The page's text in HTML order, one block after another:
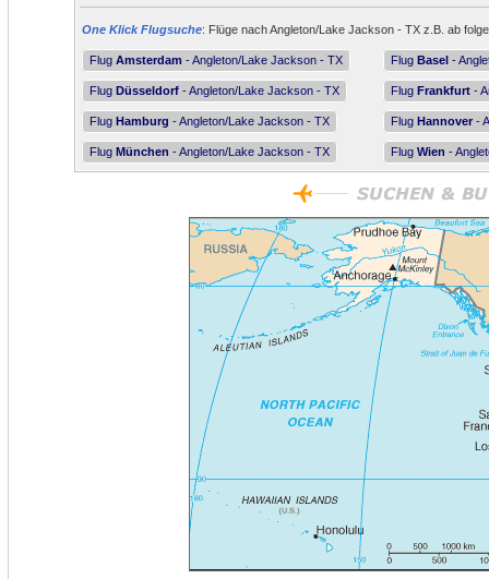
One Klick Flugsuche: Flüge nach Angleton/Lake Jackson - TX z.B. ab
Flug Amsterdam - Angleton/Lake Jackson - TX Flug Basel -
Flug Düsseldorf - Angleton/Lake Jackson - TX Flug Frankfurt -
Flug Hamburg - Angleton/Lake Jackson - TX Flug Hannover -
Flug München - Angleton/Lake Jackson - TX Flug Wien -